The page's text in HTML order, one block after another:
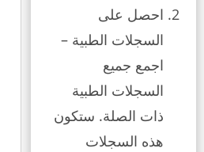
احصل على
السجلات الطبية –
اجمع جميع
السجلات الطبية
ذات الصلة. ستكون
هذه السجلات